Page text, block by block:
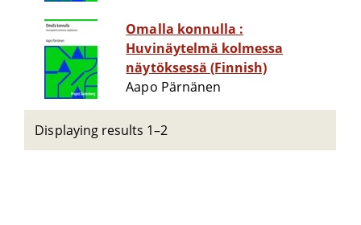
Omalla konnulla :
Huvinäytelmä kolmessa
näytöksessä (Finnish)
Aapo Pärnänen
Displaying results 1–2